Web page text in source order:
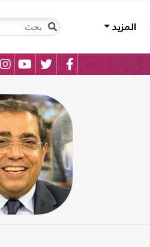
المزيد